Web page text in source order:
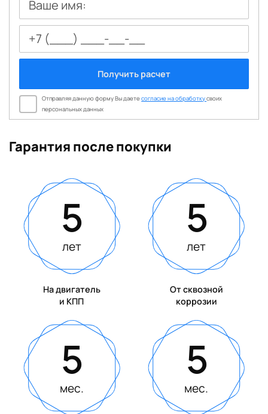
Ваше имя:
Получить расчет
Отправляя данную форму Вы даетесогласие на обработкусвоих
персональных данных
Гарантия после покупки
5
лет
На двигатель
и КПП
5
лет
От сквозной
коррозии
5
мес.
5
мес.